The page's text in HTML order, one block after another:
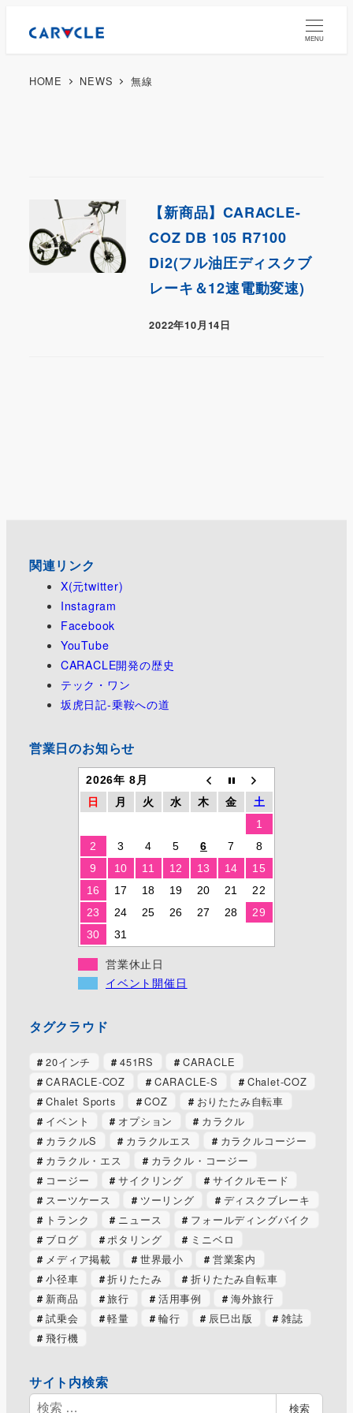
MENU
HOME NEWS 無線
【新商品】CARACLE-
COZ DB 105 R7100
Di2(フル油圧ディスクブ
レーキ＆12速電動変速)
2022年10月14日
関連リンク
X(元twitter)
Instagram
Facebook
YouTube
CARACLE開発の歴史
テック・ワン
坂虎日記-乗鞍への道
営業日のお知らせ
2026年 8月
日
月 火 水 木 金
土
1
2
3 4 5 6 7
8
9
10 11 12 13 14
15
16
17 18 19 20 21
22
23
24 25 26 27 28
29
30
31
営業休止日
イベント開催日
タグクラウド
20インチ 451RS
CARACLE
CARACLE-COZ
CARACLE-S
Chalet-COZ
Chalet Sports
COZ
おりたたみ自転車
イベント
オプション
カラクル
カラクルS
カラクルエス
カラクルコージー
カラクル・エス
カラクル・コージー
コージー
サイクリング
サイクルモード
スーツケース
ツーリング
ディスクブレーキ
トランク
ニュース
フォールディングバイク
ブログ
ポタリング
ミニベロ
メディア掲載
世界最小
営業案内
小径車
折りたたみ
折りたたみ自転車
新商品
旅行 活用事例
海外旅行
試乗会
軽量 輪行 辰巳出版
雑誌
飛行機
サイト内検索
検 検索